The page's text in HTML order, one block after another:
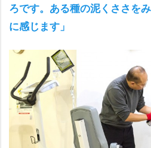
ろです。ある種の泥くささを
に感じます」